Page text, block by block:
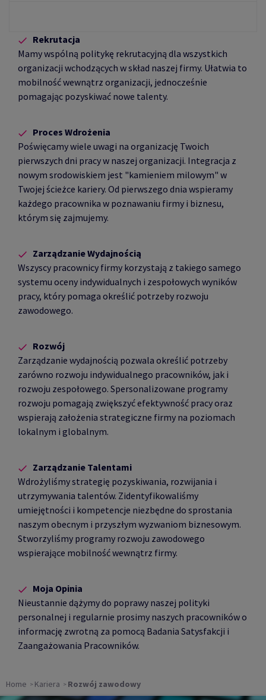
Rekrutacja
Mamy wspólną politykę rekrutacyjną dla wszystkich
organizacji wchodzących w skład naszej firmy. Ułatwia to
mobilność wewnątrz organizacji, jednocześnie
pomagając pozyskiwać nowe talenty.
Proces Wdrożenia
Poświęcamy wiele uwagi na organizację Twoich
pierwszych dni pracy w naszej organizacji. Integracja z
nowym srodowiskiem jest "kamieniem milowym" w
Twojej ścieżce kariery. Od pierwszego dnia wspieramy
każdego pracownika w poznawaniu firmy i biznesu,
którym się zajmujemy.
Zarządzanie Wydajnością
Wszyscy pracownicy firmy korzystają z takiego samego
systemu oceny indywidualnych i zespołowych wyników
pracy, który pomaga określić potrzeby rozwoju
zawodowego.
Rozwój
Zarządzanie wydajnością pozwala określić potrzeby
zarówno rozwoju indywidualnego pracowników, jak i
rozwoju zespołowego. Spersonalizowane programy
rozwoju pomagają zwiększyć efektywność pracy oraz
wspierają założenia strategiczne firmy na poziomach
lokalnym i globalnym.
Zarządzanie Talentami
Wdrożyliśmy strategię pozyskiwania, rozwijania i
utrzymywania talentów. Zidentyfikowaliśmy
umiejętności i kompetencje niezbędne do sprostania
naszym obecnym i przyszłym wyzwaniom biznesowym.
Stworzyliśmy programy rozwoju zawodowego
wspierające mobilność wewnątrz firmy.
Moja Opinia
Nieustannie dążymy do poprawy naszej polityki
personalnej i regularnie prosimy naszych pracowników o
informację zwrotną za pomocą Badania Satysfakcji i
Zaangażowania Pracowników.
Home Kariera Rozwój zawodowy